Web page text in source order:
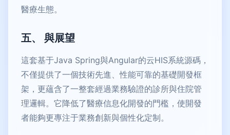
醫療生態。
五、 與展望
這套基于Java Spring與Angular的云HIS系統源碼，
不僅提供了一個技術先進、性能可靠的基礎開發框
架，更蘊含了一整套經過業務驗證的診所與住院管
理邏輯。它降低了醫療信息化開發的門檻，使開發
者能夠更專注于業務創新與個性化定制。